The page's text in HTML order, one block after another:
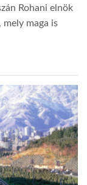
Rohani elnök
maga is